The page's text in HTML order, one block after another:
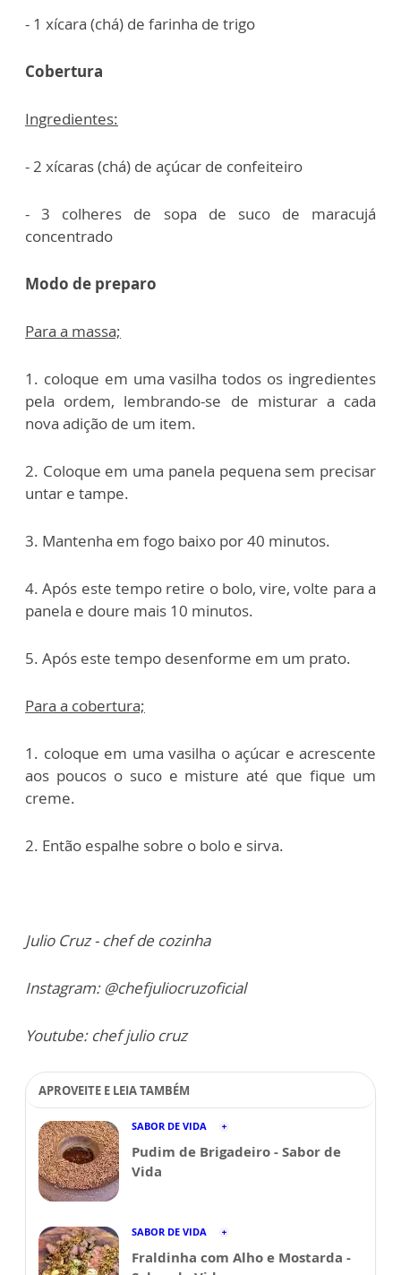
- 1 xícara (chá) de farinha de trigo
Cobertura
Ingredientes:
- 2 xícaras (chá) de açúcar de confeiteiro
- 3 colheres de sopa de suco de maracujá
concentrado
Modo de preparo
Para a massa;
1. coloque em uma vasilha todos os ingredientes
pela ordem, lembrando-se de misturar a cada
nova adição de um item.
2. Coloque em uma panela pequena sem precisar
untar e tampe.
3. Mantenha em fogo baixo por 40 minutos.
4. Após este tempo retire o bolo, vire, volte para a
panela e doure mais 10 minutos.
5. Após este tempo desenforme em um prato.
Para a cobertura;
1. coloque em uma vasilha o açúcar e acrescente
aos poucos o suco e misture até que fique um
creme.
2. Então espalhe sobre o bolo e sirva.
Julio Cruz - chef de cozinha
Instagram: @chefjuliocruzoficial
Youtube: chef julio cruz
APROVEITE E LEIA TAMBÉM
SABOR DE VIDA
Pudim de Brigadeiro - Sabor de
Vida
SABOR DE VIDA
Fraldinha com Alho e Mostarda -